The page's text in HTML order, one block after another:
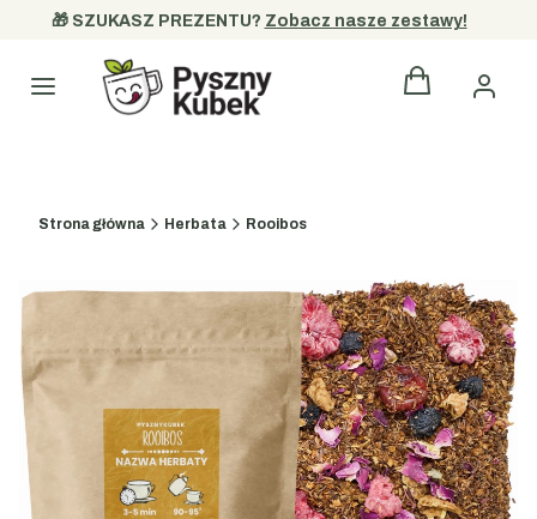
🎁 SZUKASZ PREZENTU? Zobacz nasze zestawy!
Kategorie Produkty w
Strona główna Herbata Rooibos